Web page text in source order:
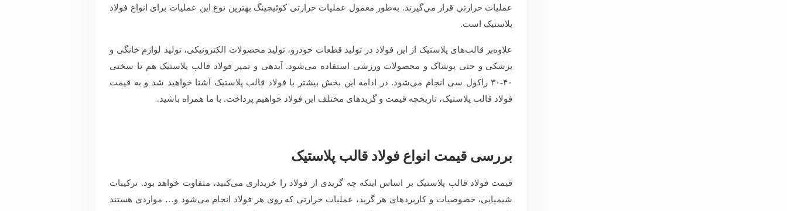
عملیات حرارتی قرار می‌گیرند. به‌طور معمول عملیات حرارتی کوئیچینگ بهترین نوع این عملیات برای انواع فولاد
پلاستیک است.
علاوه‌بر قالب‌های پلاستیک از این فولاد در تولید قطعات خودرو، تولید محصولات الکترونیکی، تولید لوازم خانگی و
پزشکی و حتی پوشاک و محصولات ورزشی استفاده می‌شود. آبدهی و تمپر فولاد قالب پلاستیک هم تا سختی
۴۰-۳۰ راکول سی انجام می‌شود. در ادامه این بخش بیشتر با فولاد قالب پلاستیک آشنا خواهید شد و به قیمت
فولاد قالب پلاستیک، تاریخچه قیمت و گریدهای مختلف این فولاد خواهیم پرداخت. با ما همراه باشید.
بررسی قیمت انواع فولاد قالب پلاستیک
قیمت فولاد قالب پلاستیک بر اساس اینکه چه گریدی از فولاد را خریداری می‌کنید، متفاوت خواهد بود. ترکیبات
شیمیایی، خصوصیات و کاربردهای هر گرید، عملیات حرارتی که روی هر فولاد انجام می‌شود و… مواردی هستند